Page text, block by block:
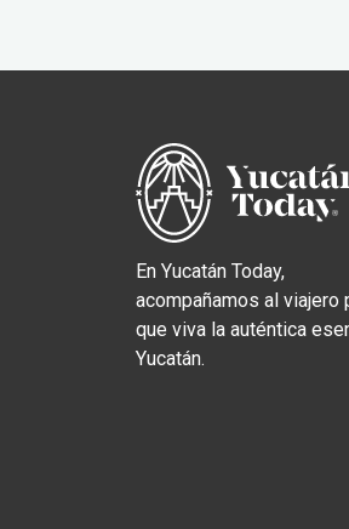
En Yucatán Today,
acompañamos al viajero
que viva la auténtica
Yucatán.